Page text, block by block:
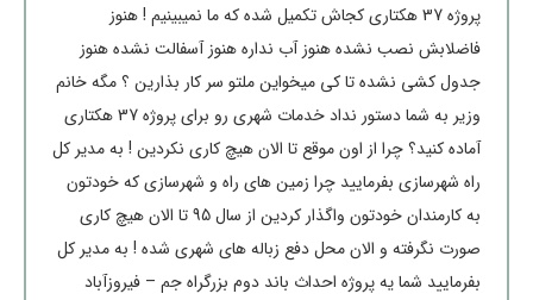
پروژه 37 هکتاری کجاش تکمیل شده که ما نمیبینیم ! هنوز
فاضلابش نصب نشده هنوز آب نداره هنوز آسفالت نشده هنوز
جدول کشی نشده تا کی میخواین ملتو سر کار بذارین ؟ مگه خانم
وزیر به شما دستور نداد خدمات شهری رو برای پروژه 37 هکتاری
آماده کنید؟ چرا از اون موقع تا الان هیچ کاری نکردین ! به مدیر کل
راه شهرسازی بفرمایید چرا زمین های راه و شهرسازی که خودتون
به کارمندان خودتون واگذار کردین از سال 95 تا الان هیچ کاری
صورت نگرفته و الان محل دفع زباله های شهری شده ! به مدیر کل
بفرمایید شما یه پروژه احداث باند دوم بزرگراه جم – فیروزآباد